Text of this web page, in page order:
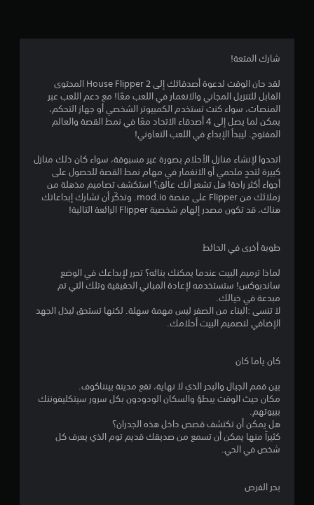
1
ن
و
م
ن
ج
م
إ
شارك المتعة!
لقد حان الوقت لدعوة أصدقائك إلى House Flipper 2 المحتوى
القابل للتنزيل المجاني والانغمار في اللعب معًا! مع دعم اللعب عبر
المنصات، سواء كنت تستخدم الكمبيوتر الشخصي أو جهاز التحكم،
يمكن لما يصل إلى 4 أصدقاء الاتحاد معًا في نمط القصة والعالم
المفتوح. ليبدأ الإبداع في اللعب التعاوني!
اتحدوا لإنشاء منازل الأحلام بصورة غير مسبوقة، سواء كان ذلك منازل
كبيرة لتحدٍ ملحمي أو الانغمار في مهام نمط القصة للحصول على
أجواء أكثر راحة! هل تشعر أنك عالق؟ استكشف تصاميم مذهلة من
زملائك من Flipper على منصة mod.io. وتذكّر أن تشارك إبداعاتك
هناك، قد تكون مصدر إلهام شخصية Flipper الرائعة التالية!
طوبة أخرى في الحائط
لماذا ترميم البيت عندما يمكنك بنائه؟ تحرر لإبداعك في الوضع
ساندبوكس! ستستخدمه لإعادة المباني الحقيقية وتلك التي تم
مبدعة في خيالك.
لا تنسى :البناء من الصفر ليس مهمة سهلة. لكنها تستحق لبذل الجهد
الإضافي لتصميم البيت أحلامك.
كان ياما كان
بين قمم الجبال والبحر الذي لا نهاية، تقع مدينة بينناكوف.
مكان حيث الوقت يبطؤ والسكان الودودون بكل سرور سيتكليفوننك
ببيوتهم.
هل يمكن أن تكتشف قصص داخل هذه الجدران؟
كثيراً منها يمكن أن تسمع من صديقك قديم توم الذي يعرف كل
شخص في الحي.
بحر الفرص